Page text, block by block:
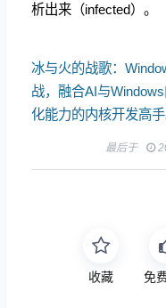
析出来（infected）。
冰与火的战歌：
战，融合AI与
化能力的内核开发高手
最后于
收藏 点